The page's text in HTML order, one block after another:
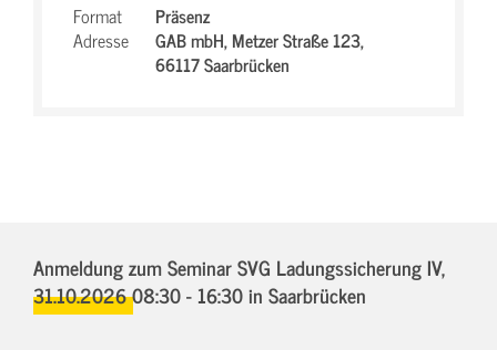
Format
Präsenz
Adresse
GAB mbH,Metzer Straße 123,
66117 Saarbrücken
Anmeldung zum Seminar SVG Ladungssicherung IV,
31.10.2026 08:30 - 16:30in Saarbrücken